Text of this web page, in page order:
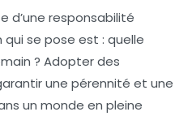
d’une responsabilité
se pose est : quelle
? Adopter des
une pérennité et une
un monde en pleine